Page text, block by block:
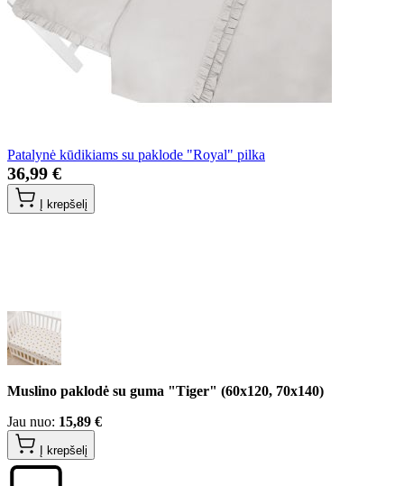
Patalynė kūdikiams su paklode "Royal" pilka
36,99 €
Į krepšelį
Muslino paklodė su guma "Tiger" (60x120, 70x140)
Jau nuo: 15,89 €
Į krepšelį